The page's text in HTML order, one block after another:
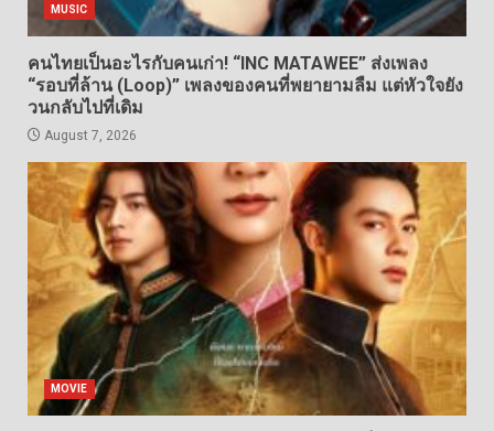
MUSIC
คนไทยเป็นอะไรกับคนเก่า! “INC MATAWEE” ส่งเพลง
“รอบที่ล้าน (Loop)” เพลงของคนที่พยายามลืม แต่หัวใจยัง
วนกลับไปที่เดิม
August 7, 2026
MOVIE